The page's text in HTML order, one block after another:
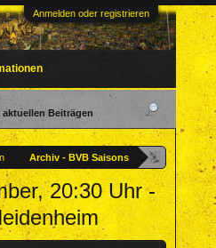
Anmelden oder registrieren
Archiv - BVB Saisons
20:30 Uhr -
Beiträgen